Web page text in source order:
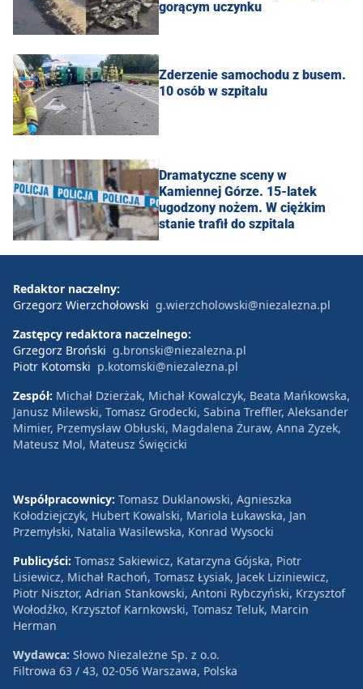
gorącym uczynku
Zderzenie samochodu z busem.
10 osób w szpitalu
Dramatyczne sceny w
Kamiennej Górze. 15-latek
ugodzony nożem. W ciężkim
stanie trafił do szpitala
Redaktor naczelny:
Grzegorz Wierzchołowski g.wierzcholowski@niezalezna.pl
Zastępcy redaktora naczelnego:
Grzegorz Broński g.bronski@niezalezna.pl
Piotr Kotomski p.kotomski@niezalezna.pl
Zespół: Michał Dzierżak, Michał Kowalczyk, Beata Mańkowska,
Janusz Milewski, Tomasz Grodecki, Sabina Treffler, Aleksander
Mimier, Przemysław Obłuski, Magdalena Żuraw, Anna Zyzek,
Mateusz Mol, Mateusz Święcicki
Współpracownicy: Tomasz Duklanowski, Agnieszka
Kołodziejczyk, Hubert Kowalski, Mariola Łukawska, Jan
Przemyłski, Natalia Wasilewska, Konrad Wysocki
Publicyści: Tomasz Sakiewicz, Katarzyna Gójska, Piotr
Lisiewicz, Michał Rachoń, Tomasz Łysiak, Jacek Liziniewicz,
Piotr Nisztor, Adrian Stankowski, Antoni Rybczyński, Krzysztof
Wołodźko, Krzysztof Karnkowski, Tomasz Teluk, Marcin
Herman
Wydawca: Słowo Niezależne Sp. z o.o.
Filtrowa 63 / 43, 02-056 Warszawa, Polska